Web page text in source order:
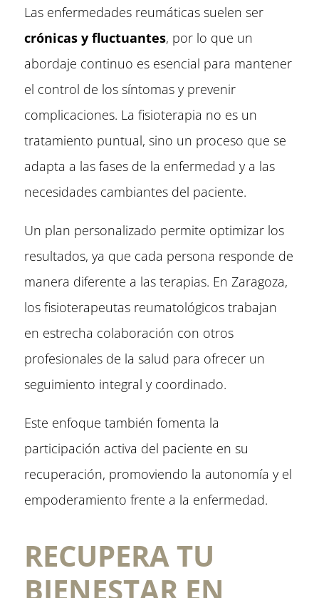
Las enfermedades reumáticas suelen ser
crónicas y fluctuantes, por lo que un
abordaje continuo es esencial para mantener
el control de los síntomas y prevenir
complicaciones. La fisioterapia no es un
tratamiento puntual, sino un proceso que se
adapta a las fases de la enfermedad y a las
necesidades cambiantes del paciente.
Un plan personalizado permite optimizar los
resultados, ya que cada persona responde de
manera diferente a las terapias. En Zaragoza,
los fisioterapeutas reumatológicos trabajan
en estrecha colaboración con otros
profesionales de la salud para ofrecer un
seguimiento integral y coordinado.
Este enfoque también fomenta la
participación activa del paciente en su
recuperación, promoviendo la autonomía y el
empoderamiento frente a la enfermedad.
RECUPERA TU
BIENESTAR EN